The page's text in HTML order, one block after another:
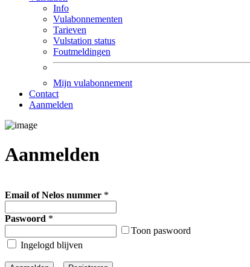
Info
Vulabonnementen
Tarieven
Vulstation status
Foutmeldingen
Mijn vulabonnement
Contact
Aanmelden
Aanmelden
Email of Nelos nummer *
Paswoord *
Toon paswoord
Ingelogd blijven